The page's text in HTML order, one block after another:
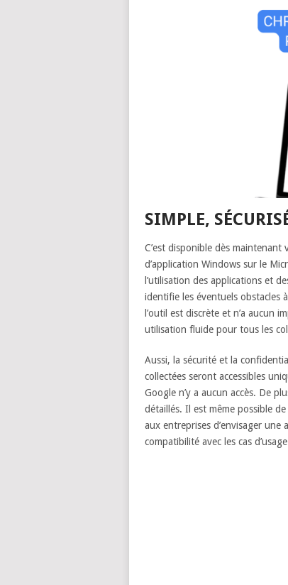
SIMPLE,
C’est disponible dès maintenant
d’application Windows sur le
l’utilisation des applications et
identifie les éventuels obstacles
l’outil est discrète et n’a aucun
utilisation fluide pour tous les
Aussi, la sécurité et la
collectées seront accessibles
Google n’y a aucun accès. De
détaillés. Il est même possible
aux entreprises d’envisager une
compatibilité avec les cas